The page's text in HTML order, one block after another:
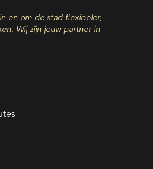
en om de stad flexibeler,
Wij zijn jouw partner in